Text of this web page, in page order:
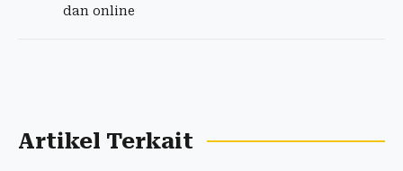
dan online
Artikel Terkait